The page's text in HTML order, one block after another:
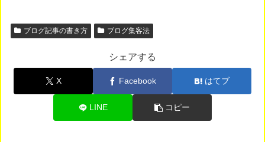
ブログ記事の書き方 ブログ集客法
シェアする
X Facebook はてブ
LINE コピー